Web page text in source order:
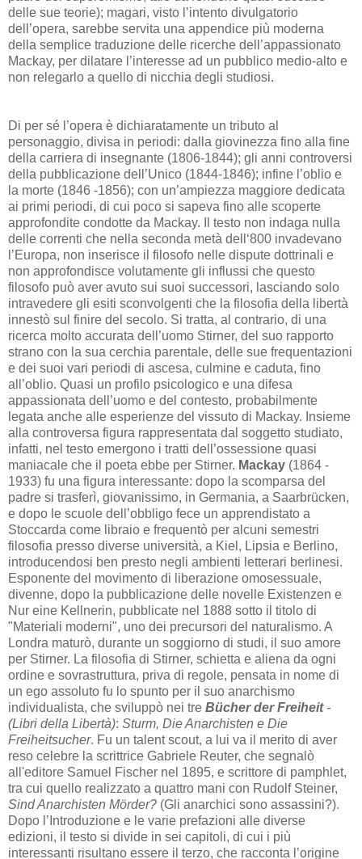
delle sue teorie); magari, visto l’intento divulgatorio
dell’opera, sarebbe servita una appendice più moderna
della semplice traduzione delle ricerche dell’appassionato
Mackay, per dilatare l’interesse ad un pubblico medio-alto e
non relegarlo a quello di nicchia degli studiosi.
Di per sé l’opera è dichiaratamente un tributo al
personaggio, divisa in periodi: dalla giovinezza fino alla fine
della carriera di insegnante (1806-1844); gli anni controversi
della pubblicazione dell’Unico (1844-1846); infine l’oblio e
la morte (1846 -1856); con un’ampiezza maggiore dedicata
ai primi periodi, di cui poco si sapeva fino alle scoperte
approfondite condotte da Mackay. Il testo non indaga nulla
delle correnti che nella seconda metà dell‘800 invadevano
l’Europa, non inserisce il filosofo nelle dispute dottrinali e
non approfondisce volutamente gli influssi che questo
filosofo può aver avuto sui suoi successori, lasciando solo
intravedere gli esiti sconvolgenti che la filosofia della libertà
innestò sul finire del secolo. Si tratta, al contrario, di una
ricerca molto accurata dell’uomo Stirner, del suo rapporto
strano con la sua cerchia parentale, delle sue frequentazioni
e dei suoi vari periodi di ascesa, culmine e caduta, fino
all’oblio. Quasi un profilo psicologico e una difesa
appassionata dell’uomo e del contesto, probabilmente
legata anche alle esperienze del vissuto di Mackay. Insieme
alla controversa figura rappresentata dal soggetto studiato,
infatti, nel testo emergono i tratti dell’ossessione quasi
maniacale che il poeta ebbe per Stirner. Mackay (1864 -
1933) fu una figura interessante: dopo la scomparsa del
padre si trasferì, giovanissimo, in Germania, a Saarbrücken,
e dopo le scuole dell’obbligo fece un apprendistato a
Stoccarda come libraio e frequentò per alcuni semestri
filosofia presso diverse università, a Kiel, Lipsia e Berlino,
introducendosi ben presto negli ambienti letterari berlinesi.
Esponente del movimento di liberazione omosessuale,
divenne, dopo la pubblicazione delle novelle Existenzen e
Nur eine Kellnerin, pubblicate nel 1888 sotto il titolo di
"Materiali moderni", uno dei precursori del naturalismo. A
Londra maturò, durante un soggiorno di studi, il suo amore
per Stirner. La filosofia di Stirner, schietta e aliena da ogni
ordine e sovrastruttura, priva di regole, pensata in nome di
un ego assoluto fu lo spunto per il suo anarchismo
individualista, che sviluppò nei tre Bücher der Freiheit-
(Libri della Libertà): Sturm, Die Anarchisten e Die
Freiheitsucher. Fu un talent scout, a lui va il merito di aver
reso celebre la scrittrice Gabriele Reuter, che segnalò
all'editore Samuel Fischer nel 1895, e scrittore di pamphlet,
tra cui quello realizzato a quattro mani con Rudolf Steiner,
Sind Anarchisten Mörder? (Gli anarchici sono assassini?).
Dopo l’Introduzione e le varie prefazioni alle diverse
edizioni, il testo si divide in sei capitoli, di cui i più
interessanti risultano essere il terzo, che racconta l’origine